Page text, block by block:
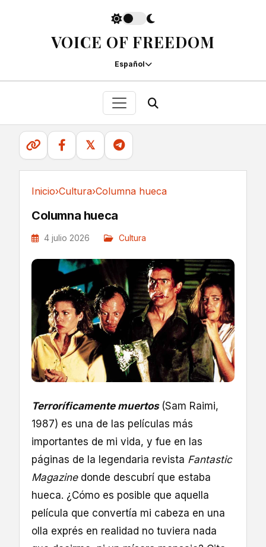
VOICE OF FREEDOM
Español
𝕏
Inicio›Cultura›Columna hueca
Columna hueca
4 julio 2026 Cultura
Terroríficamente muertos (Sam Raimi,
1987) es una de las películas más
importantes de mi vida, y fue en las
páginas de la legendaria revista Fantastic
Magazine donde descubrí que estaba
hueca. ¿Cómo es posible que aquella
película que convertía mi cabeza en una
olla exprés en realidad no tuviera nada